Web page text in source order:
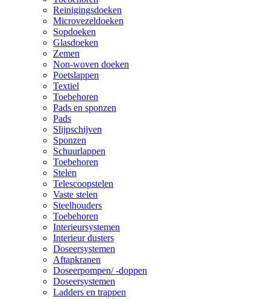
Reinigingsdoeken
Microvezeldoeken
Sopdoeken
Glasdoeken
Zemen
Non-woven doeken
Poetslappen
Textiel
Toebehoren
Pads en sponzen
Pads
Slijpschijven
Sponzen
Schuurlappen
Toebehoren
Stelen
Telescoopstelen
Vaste stelen
Steelhouders
Toebehoren
Interieursystemen
Interieur dusters
Doseersystemen
Aftapkranen
Doseerpompen/ -doppen
Doseersystemen
Ladders en trappen